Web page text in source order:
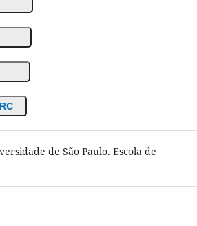
de São Paulo. Escola de